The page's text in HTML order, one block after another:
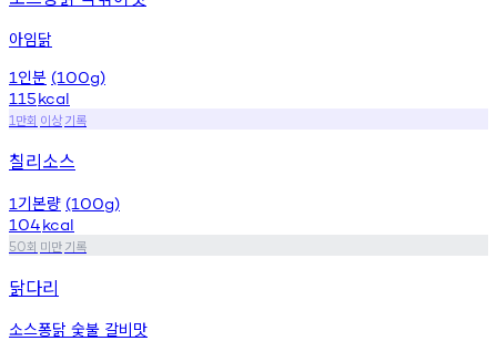
아임닭
1 인분 (100g)
115kcal
1 만회 이상기록
칠리소스
1 기본량 (100g)
104kcal
50회 미만기록
닭다리
소스퐁닭 숯불 갈비맛